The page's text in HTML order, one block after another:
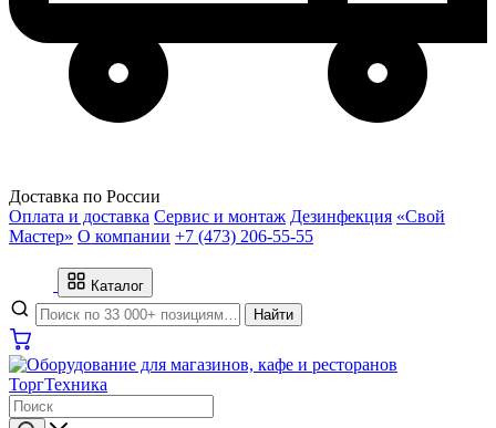
Доставка по России
Оплата и доставка Сервис и монтаж Дезинфекция «Свой
Мастер» О компании +7 (473) 206-55-55
Каталог
Найти